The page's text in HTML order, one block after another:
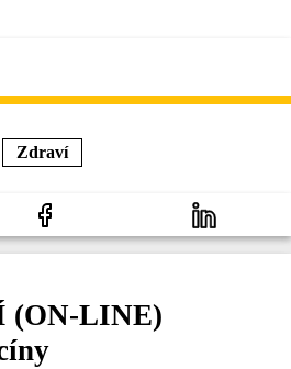
Zdraví
(ON-LINE)